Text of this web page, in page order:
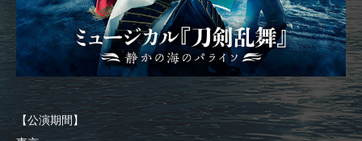
【公演期間】